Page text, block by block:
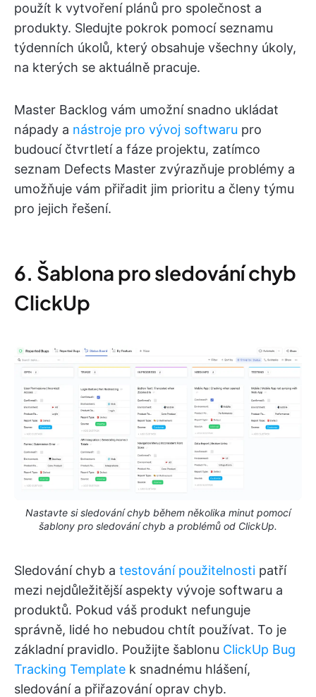
použít k vytvoření plánů pro společnost a
produkty. Sledujte pokrok pomocí seznamu
týdenních úkolů, který obsahuje všechny úkoly,
na kterých se aktuálně pracuje.
Master Backlog vám umožní snadno ukládat
nápady a nástroje pro vývoj softwaru pro
budoucí čtvrtletí a fáze projektu, zatímco
seznam Defects Master zvýrazňuje problémy a
umožňuje vám přiřadit jim prioritu a členy týmu
pro jejich řešení.
6. Šablona pro sledování chyb
ClickUp
Nastavte si sledování chyb během několika minut pomocí
šablony pro sledování chyb a problémů od ClickUp.
Sledování chyb a testování použitelnosti patří
mezi nejdůležitější aspekty vývoje softwaru a
produktů. Pokud váš produkt nefunguje
správně, lidé ho nebudou chtít používat. To je
základní pravidlo. Použijte šablonu ClickUp Bug
Tracking Template k snadnému hlášení,
sledování a přiřazování oprav chyb.